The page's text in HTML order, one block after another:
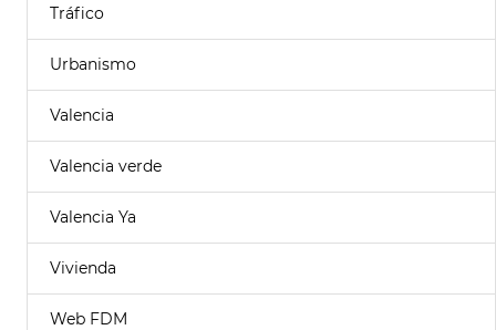
Tráfico
Urbanismo
Valencia
Valencia verde
Valencia Ya
Vivienda
Web FDM